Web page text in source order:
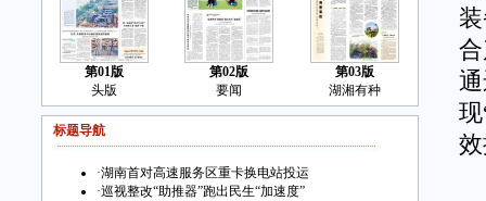
第01版
头版
第02版
要闻
第03版
湖湘有种
标题导航
·湖南首对高速服务区重卡换电站投运
·巡视整改“助推器”跑出民生“加速度”